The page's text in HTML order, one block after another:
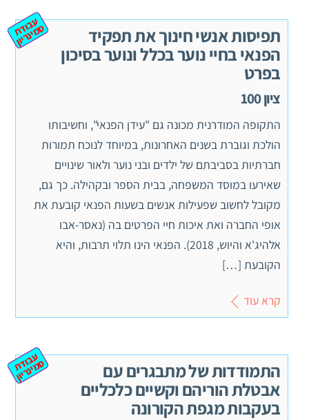
תפיסות אנשי חינוך את תפקיד
הפנאי בחיי נוער בכלל ונוער בסיכון
בפרט
ציון 100
ע
ב
וד
ת
ס
מ
ינ
ר
יון
התקופה המודרנית מכונה גם "עידן הפנאי", וחשיבותו
הולכת וגוברת בשנים האחרונות, במיוחד לנוכח תמורות
חברתיות בסביבתם של ילדים ובני נוער ולאור שינויים
שאירעו במוסד המשפחה, בבית הספר ובקהילה. כך גם,
מקובל לחשוב שפעילות אנשים בשעות הפנאי קובעת את
אופי החברה ואת איכות חיי הפרטים בה (נאסר-אבו
אלהיג'א והיוש, 2018). הפנאי הינו תלוי תרבות, והיא
הקובעת […]
קרא עוד
התמודדות של מתבגרים עם
אבטלת הוריהם וקשיים כלכליים
בעקבות מגפת הקורונה
ע
ב
וד
ת
ס
מ
ינ
ר
יון